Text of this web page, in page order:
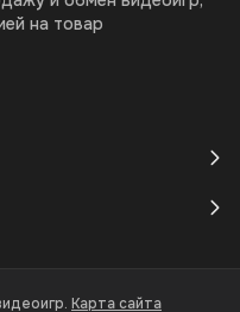
на товар
Карта сайта